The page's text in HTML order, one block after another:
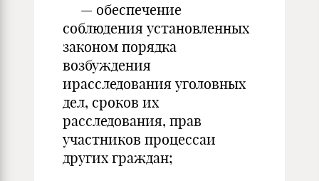
— обеспечение
соблюдения установленных
законом порядка
возбуждения
ирасследования уголовных
дел, сроков их
расследования, прав
участников процессаи
других граждан;